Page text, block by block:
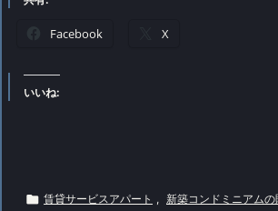
Facebook X
いいね:
 賃貸サービスアパート , 新築コンドミニアムの